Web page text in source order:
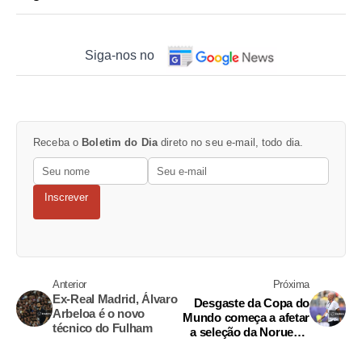
Siga-nos no
Receba o Boletim do Dia direto no seu e-mail, todo dia.
Inscrever
Anterior
Ex-Real Madrid, Álvaro
Arbeloa é o novo
técnico do Fulham
Próxima
Desgaste da Copa do
Mundo começa a afetar
a seleção da Noruega,